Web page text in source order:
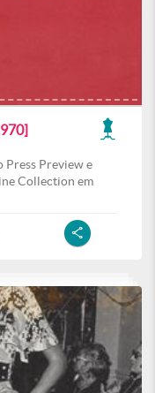
Press Preview e
Collection em